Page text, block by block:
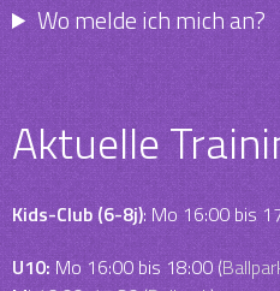
Wo melde ich mich an?
Aktuelle
Kids-Club (6-8j): Mo 16:00 bis
U10: Mo 16:00 bis 18:00 (